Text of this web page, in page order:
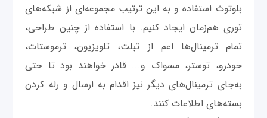
بلوتوث استفاده و به این ترتیب مجموعه‌ای از شبکه‌های
توری هم‌زمان ایجاد کنیم. با استفاده از چنین طراحی،
تمام ترمینال‌ها اعم از تبلت، تلویزیون، ترموستات،
خودرو، توستر، مسواک و... قادر خواهند بود تا حتی
به‌جای ترمینال‌های دیگر نیز اقدام به ارسال و رله کردن
بسته‌های اطلاعات کنند.